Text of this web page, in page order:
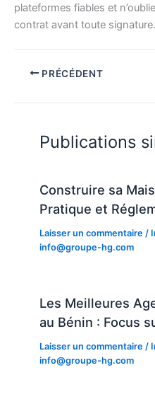
plateformes fiables et
contrat avant toute signature.
PRÉCÉDENT
Publications
Construire sa
Pratique et
Laisser un commentaire /
info@groupe-hg.com
Les Meilleures
au Bénin : Focus
Laisser un commentaire /
info@groupe-hg.com